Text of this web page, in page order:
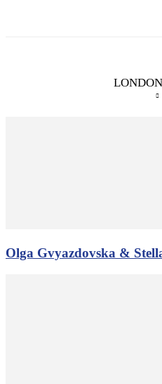
Olga Gvyazdovska &